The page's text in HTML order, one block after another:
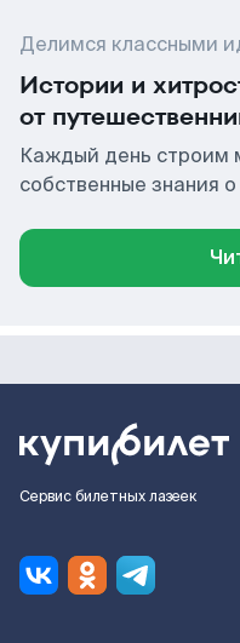
Делимся классными
Истории и
от
Каждый день строим
собственные знания
Сервис билетных лазеек